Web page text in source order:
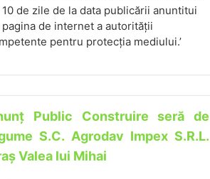
de zile de la data publicării anuntitui
pagina de internet a autorității
pentru protecția mediului.’
Public Construire seră de
S.C. Agrodav Impex S.R.L.
Valea lui Mihai